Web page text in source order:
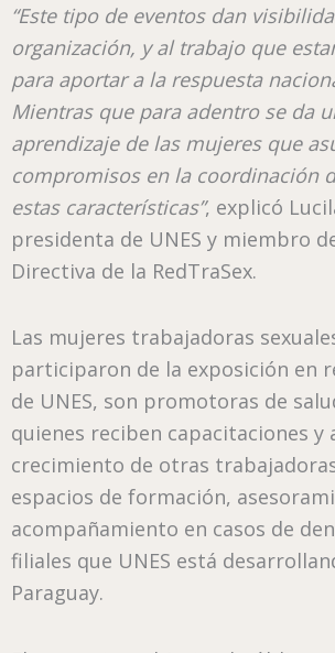
“Este tipo de eventos dan
organización, y al trabajo que
para aportar a la respuesta
Mientras que para adentro se da
aprendizaje de las mujeres que
compromisos en la coordinación
estas características”, explicó
presidenta de UNES y miembro
Directiva de la RedTraSex.
Las mujeres trabajadoras
participaron de la exposición en
de UNES, son promotoras de
quienes reciben capacitaciones y
crecimiento de otras
espacios de formación,
acompañamiento en casos de
filiales que UNES está
Paraguay.